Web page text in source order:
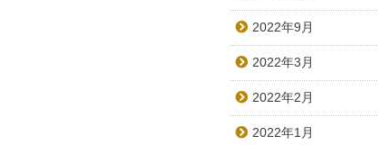
2022年9月
2022年3月
2022年2月
2022年1月